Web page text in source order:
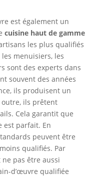
est également un
cuisine haut de gamme
les plus qualifiés
menuisiers, les
sont des experts dans
souvent des années
ils produisent un
ils prêtent
Cela garantit que
est parfait. En
peuvent être
qualifiés. Par
pas être aussi
d’œuvre qualifiée